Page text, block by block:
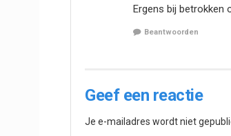
Ergens bij betrokken
Beantwoorden
Geef een reactie
Je e-mailadres wordt niet